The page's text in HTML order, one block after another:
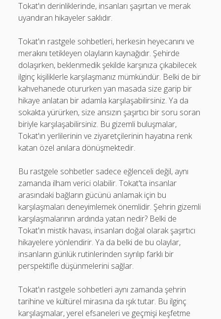
Tokat'ın derinliklerinde, insanları şaşırtan ve merak
uyandıran hikayeler saklıdır.
Tokat'ın rastgele sohbetleri, herkesin heyecanını ve
merakını tetikleyen olayların kaynağıdır. Şehirde
dolaşırken, beklenmedik şekilde karşınıza çıkabilecek
ilginç kişiliklerle karşılaşmanız mümkündür. Belki de bir
kahvehanede otururken yan masada size garip bir
hikaye anlatan bir adamla karşılaşabilirsiniz. Ya da
sokakta yürürken, size ansızın şaşırtıcı bir soru soran
biriyle karşılaşabilirsiniz. Bu gizemli buluşmalar,
Tokat'ın yerlilerinin ve ziyaretçilerinin hayatına renk
katan özel anılara dönüşmektedir.
Bu rastgele sohbetler sadece eğlenceli değil, aynı
zamanda ilham verici olabilir. Tokat'ta insanlar
arasındaki bağların gücünü anlamak için bu
karşılaşmaları deneyimlemek önemlidir. Şehrin gizemli
karşılaşmalarının ardında yatan nedir? Belki de
Tokat'ın mistik havası, insanları doğal olarak şaşırtıcı
hikayelere yönlendirir. Ya da belki de bu olaylar,
insanların günlük rutinlerinden sıyrılıp farklı bir
perspektifle düşünmelerini sağlar.
Tokat'ın rastgele sohbetleri aynı zamanda şehrin
tarihine ve kültürel mirasına da ışık tutar. Bu ilginç
karşılaşmalar, yerel efsaneleri ve geçmişi keşfetme